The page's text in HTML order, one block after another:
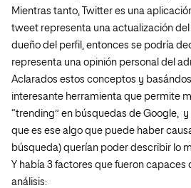
Mientras tanto, Twitter es una
tweet representa una actualización del
dueño del perfil, entonces se podría
representa una opinión personal del
Aclarados estos conceptos y
interesante herramienta que permite
“trending” en búsquedas de Google,
que es ese algo que puede haber
búsqueda) querían poder describir lo
Y había 3 factores que fueron capaces
análisis: